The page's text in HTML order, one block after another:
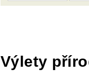
Výlety